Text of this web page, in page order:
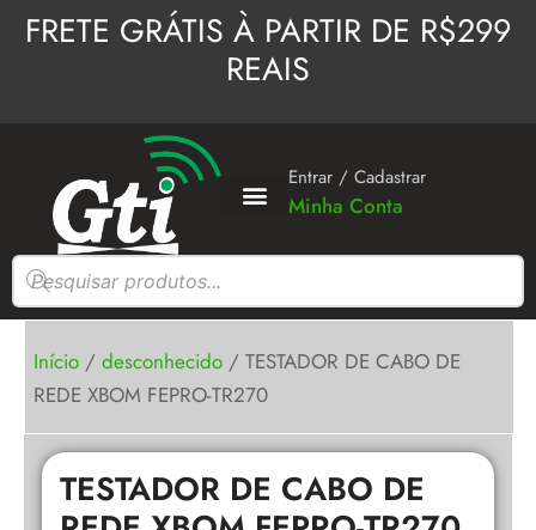
paraFRETE GRÁTIS À PARTIR DE R$299
REAIS
Entrar / Cadastrar
Minha Conta
Pesquisar
produtos
Início / desconhecido / TESTADOR DE CABO DE
REDE XBOM FEPRO-TR270
TESTADOR DE CABO DE